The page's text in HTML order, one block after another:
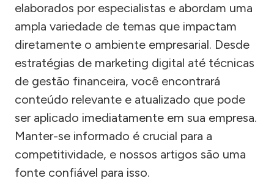
elaborados por especialistas e abordam uma
ampla variedade de temas que impactam
diretamente o ambiente empresarial. Desde
estratégias de marketing digital até técnicas
de gestão financeira, você encontrará
conteúdo relevante e atualizado que pode
ser aplicado imediatamente em sua empresa.
Manter-se informado é crucial para a
competitividade, e nossos artigos são uma
fonte confiável para isso.